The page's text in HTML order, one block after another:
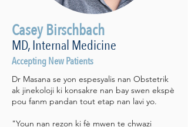
Casey Birschbach
MD, Internal Medicine
Accepting New Patients
Dr Masana se yon espesyalis nan Obstetrik
ak jinekoloji ki konsakre nan bay swen ekspè
pou fanm pandan tout etap nan lavi yo.
"Youn nan rezon ki fè mwen te chwazi